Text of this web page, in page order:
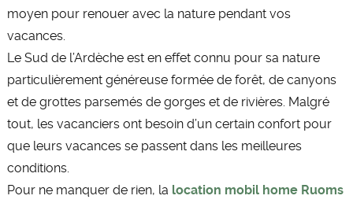
moyen pour renouer avec la nature pendant vos
vacances.
Le Sud de l’Ardèche est en effet connu pour sa nature
particulièrement généreuse formée de forêt, de canyons
et de grottes parsemés de gorges et de rivières. Malgré
tout, les vacanciers ont besoin d’un certain confort pour
que leurs vacances se passent dans les meilleures
conditions.
Pour ne manquer de rien, la location mobil home Ruoms